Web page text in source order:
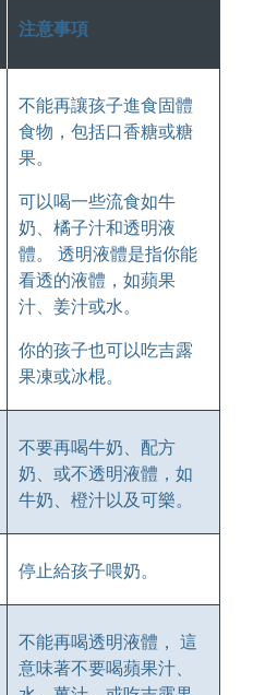
注意事項
不能再讓孩子進食固體
食物，包括口香糖或糖
果。
可以喝一些流食如牛
奶、橘子汁和透明液
體。 透明液體是指你能
看透的液體，如蘋果
汁、姜汁或水。
你的孩子也可以吃吉露
果凍或冰棍。
不要再喝牛奶、配方
奶、或不透明液體，如
牛奶、橙汁以及可樂。
停止給孩子喂奶。
不能再喝透明液體， 這
意味著不要喝蘋果汁、